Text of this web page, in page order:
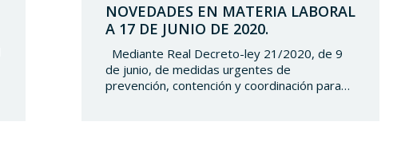
NOVEDADES EN MATERIA LABORAL
A 17 DE JUNIO DE 2020.
Mediante Real Decreto-ley 21/2020, de 9
de junio, de medidas urgentes de
prevención, contención y coordinación para